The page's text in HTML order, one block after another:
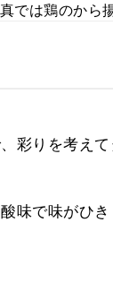
では鶏のから
彩りを考え
味で味がひき